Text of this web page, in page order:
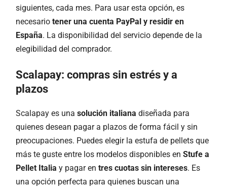
siguientes, cada mes. Para usar esta opción, es
necesariotener una cuenta PayPal y residir en
España. La disponibilidad del servicio depende de la
elegibilidad del comprador.
Scalapay: compras sin estrés y a
plazos
Scalapay es unasolución italiana diseñada para
quienes desean pagar a plazos de forma fácil y sin
preocupaciones. Puedes elegir la estufa de pellets que
más te guste entre los modelos disponibles enStufe a
Pellet Italia y pagar entres cuotas sin intereses. Es
una opción perfecta para quienes buscan una